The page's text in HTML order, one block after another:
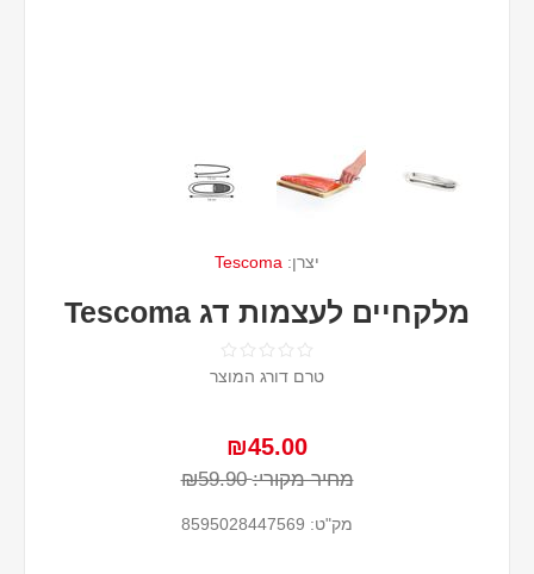
יצרן: Tescoma
מלקחיים לעצמות דג Tescoma
טרם דורג המוצר
₪45.00
מחיר מקורי: ₪59.90
מק"ט: 8595028447569